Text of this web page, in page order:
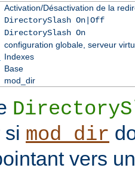
Activation/Désactivation de la
DirectorySlash On|Off
DirectorySlash On
configuration globale, serveur
Indexes
Base
mod_dir
si mod_dir
vers